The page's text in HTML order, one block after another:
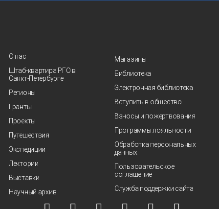
О нас
Штаб-квартира РГО в
Санкт‑Петербурге
Регионы
Гранты
Проекты
Путешествия
Экспедиции
Лектории
Выставки
Научный архив
Магазины
Библиотека
Электронная библиотека
Вступить в общество
Взносы и пожертвования
Программы лояльности
Обработка персональных
данных
Пользовательское
соглашение
Служба поддержки сайта